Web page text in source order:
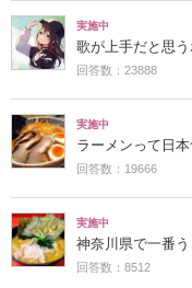
実施中
歌が上手だと思
回答数：23888
実施中
ラーメンって日
回答数：19666
実施中
神奈川県で一番
回答数：8512